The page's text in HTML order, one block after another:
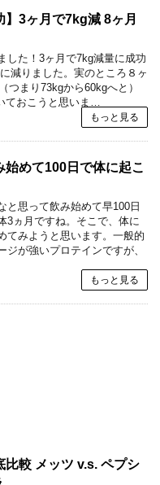
】3ヶ月で7kg減 8ヶ月
した！3ヶ月で7kg減量に成功
減りました。実のところ８ヶ
つまり73kgから60kgへと）
ておこうと思いま…
もっと見る
始めて100日で体に起こ
と思って飲み始めて早100日
3ヵ月ですね。そこで、体に
てみようと思います。一般的
ジが強いプロテインですが、
もっと見る
比較 メッツ v.s. ペプシ